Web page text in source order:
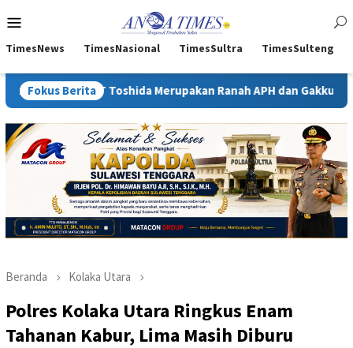
ke
Mobile
TimesNews TimesNasional TimesSultra TimesSulteng
Fokus Berita
Merupakan Ranah APH dan Gakkum ESDM Kejati
Beranda Kolaka Utara
Polres Kolaka Utara Ringkus Enam
Tahanan Kabur, Lima Masih Diburu